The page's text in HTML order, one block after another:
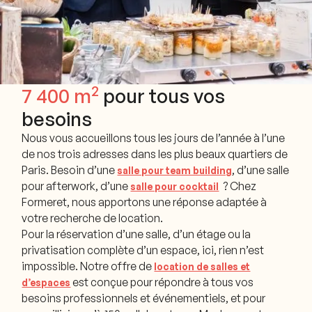
7 400 m2 pour tous vos
besoins
Nous vous accueillons tous les jours de l’année à l’une
de nos trois adresses dans les plus beaux quartiers de
Paris. Besoin d’unesalle pour team building, d’une salle
pour afterwork, d’unesalle pour cocktail
? Chez
Formeret, nous apportons une réponse adaptée à
votre recherche de location.
Pour la réservation d’une salle, d’un étage ou la
privatisation complète d’un espace, ici, rien n’est
impossible. Notre offre de location de salles et
d’espaces est conçue pour répondre à tous vos
besoins professionnels et événementiels, et pour